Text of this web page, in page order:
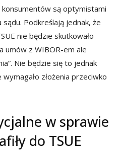
są optymistami
Podkreślają jednak, że
nie będzie skutkowało
umów z WIBOR-em ale
Nie będzie się to jednak
złożenia przeciwko
w sprawie
do TSUE